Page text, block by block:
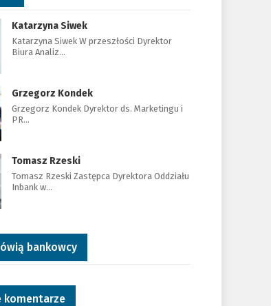
Katarzyna Siwek
Katarzyna Siwek W przeszłości Dyrektor
Biura Analiz…
Grzegorz Kondek
Grzegorz Kondek Dyrektor ds. Marketingu i
PR…
Tomasz Rzeski
Tomasz Rzeski Zastępca Dyrektora Oddziału
Inbank w…
bankowcy
komentarze